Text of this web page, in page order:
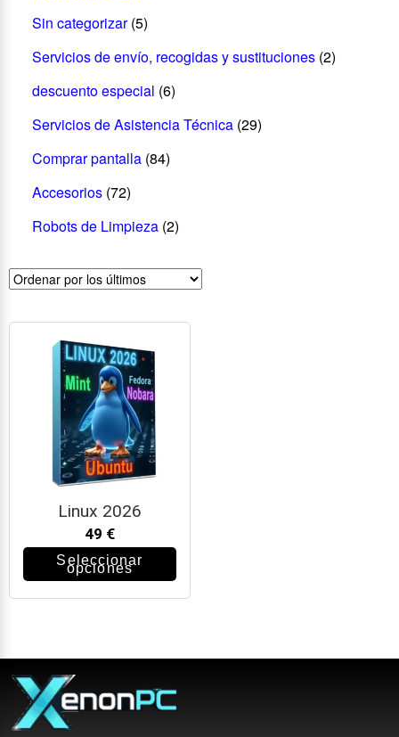
Sin categorizar (5)
Servicios de envío, recogidas y sustituciones (2)
descuento especial (6)
Servicios de Asistencia Técnica (29)
Comprar pantalla (84)
Accesorios (72)
Robots de Limpieza (2)
Linux 2026
49 €
Seleccionar
opciones